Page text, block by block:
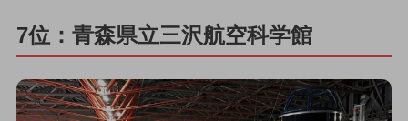
7位：青森県立三沢航空科学館